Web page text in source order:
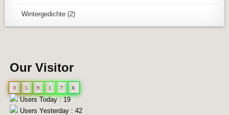
Wintergedichte (2)
Our Visitor
0 5 9 1 7 6
Users Today : 19
Users Yesterday : 42